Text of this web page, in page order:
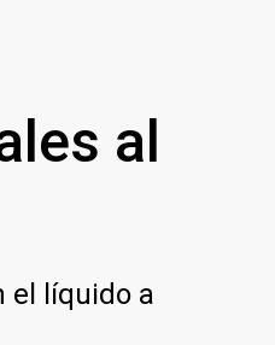
al
el líquido a